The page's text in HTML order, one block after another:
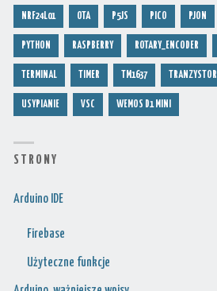
NRF24L01 OTA P5JS PICO PJON
PYTHON RASPBERRY ROTARY_ENCODER
TERMINAL TIMER TM1637 TRANZYSTOR
USYPIANIE VSC WEMOS D1 MINI
S T R O N Y
Arduino IDE
Firebase
Użyteczne funkcje